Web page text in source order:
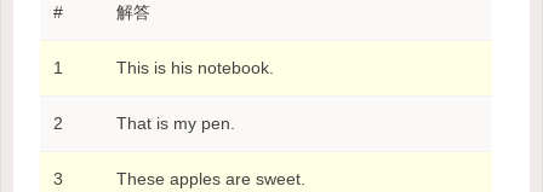
# 解答
1 This is his notebook.
2 That is my pen.
3 These apples are sweet.